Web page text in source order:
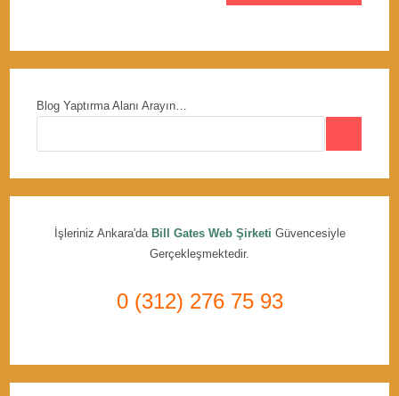
Blog Yaptırma Alanı Arayın…
İşleriniz Ankara'da Bill Gates Web Şirketi Güvencesiyle
Gerçekleşmektedir.
0 (312) 276 75 93